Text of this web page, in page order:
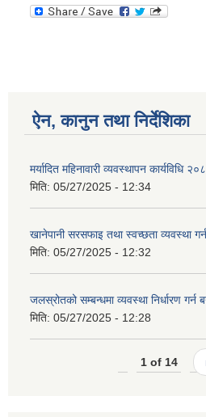
ऐन, कानुन तथा निर्देशिका
मर्यादित महिनावारी व्यवस्थापन कार्यविधि
मिति: 05/27/2025 - 12:34
खानेपानी सरसफाइ तथा स्वच्छता व्यवस्था
मिति: 05/27/2025 - 12:32
जलस्रोतको सम्बन्धमा व्यवस्था निर्धारण गर्न
मिति: 05/27/2025 - 12:28
1 of 14